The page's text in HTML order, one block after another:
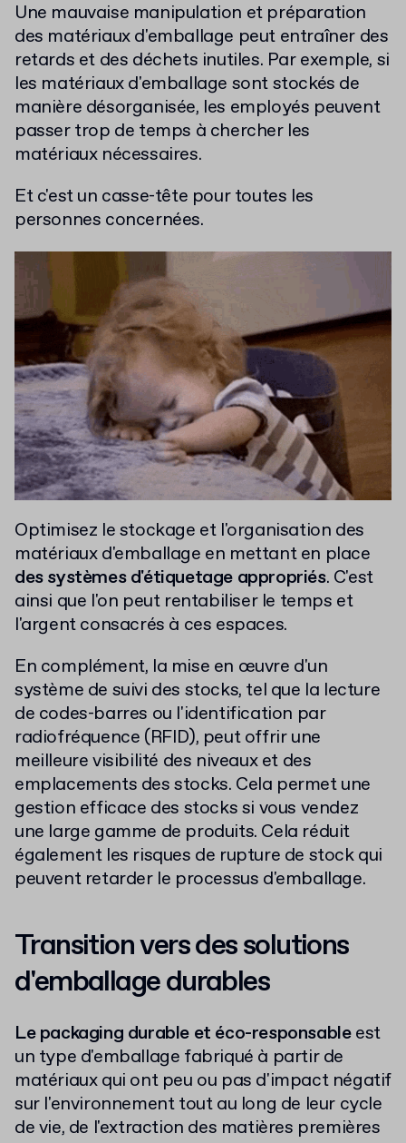
Une mauvaise manipulation et préparation
des matériaux d'emballage peut entraîner des
retards et des déchets inutiles. Par exemple, si
les matériaux d'emballage sont stockés de
manière désorganisée, les employés peuvent
passer trop de temps à chercher les
matériaux nécessaires.
Et c'est un casse-tête pour toutes les
personnes concernées.
Optimisez le stockage et l'organisation des
matériaux d'emballage en mettant en place
des systèmes d'étiquetage appropriés. C'est
ainsi que l'on peut rentabiliser le temps et
l'argent consacrés à ces espaces.
En complément, la mise en œuvre d'un
système de suivi des stocks, tel que la lecture
de codes-barres ou l'identification par
radiofréquence (RFID), peut offrir une
meilleure visibilité des niveaux et des
emplacements des stocks. Cela permet une
gestion efficace des stocks si vous vendez
une large gamme de produits. Cela réduit
également les risques de rupture de stock qui
peuvent retarder le processus d'emballage.
Transition vers des solutions
d'emballage durables
Le packaging durable et éco-responsableest
un type d'emballage fabriqué à partir de
matériaux qui ont peu ou pas d'impact négatif
sur l'environnement tout au long de leur cycle
de vie, de l'extraction des matières premières